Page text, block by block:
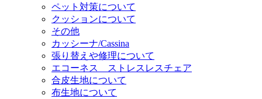
ペット対策について
クッションについて
その他
カッシーナ/Cassina
張り替えや修理について
エコーネス ストレスレスチェア
合皮生地について
布生地について